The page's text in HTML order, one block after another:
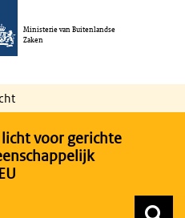
Ministerie van Buitenlandse
Zaken
voor gerichte